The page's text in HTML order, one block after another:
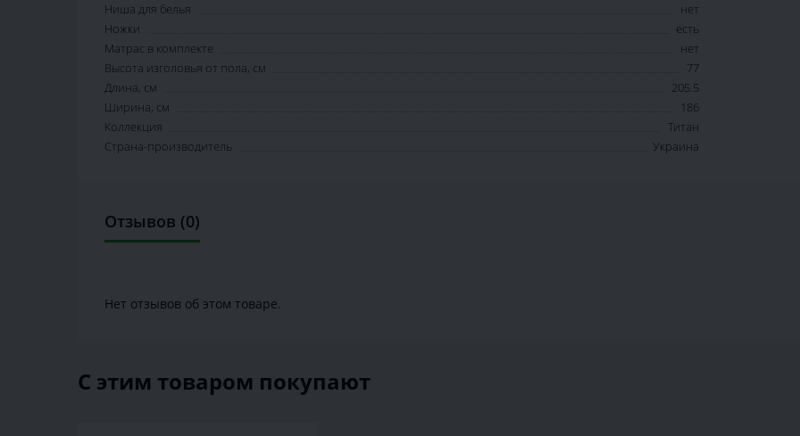
Ниша для белья
нет
Ножки
есть
Матрас в комплекте
нет
Высота изголовья от пола, см
77
Длина, см
205.5
Ширина, см
186
Коллекция
Титан
Страна-производитель
Украина
Отзывов (0)
Нет отзывов об этом товаре.
С этим товаром покупают